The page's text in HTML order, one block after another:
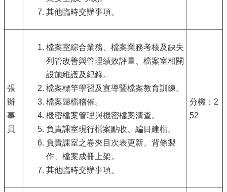
其他臨時交辦事項。
張
辦
事
員
檔案室綜合業務、檔案業務考核及缺失
列管改善與管理績效評量、檔案室相關
設施維護及紀錄。
檔案標竿學習及宣導暨檔案教育訓練。
檔案歸檔稽催。
機密檔案管理與機密檔案清查。
負責課室現行檔案點收、編目建檔。
負責課室之卷夾目次表更新、背條製
作、檔案成冊上架。
其他臨時交辦事項。
分機：2
52